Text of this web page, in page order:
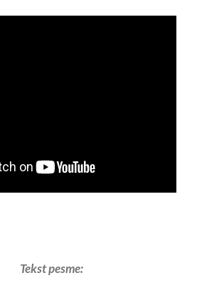
Tekst pesme: